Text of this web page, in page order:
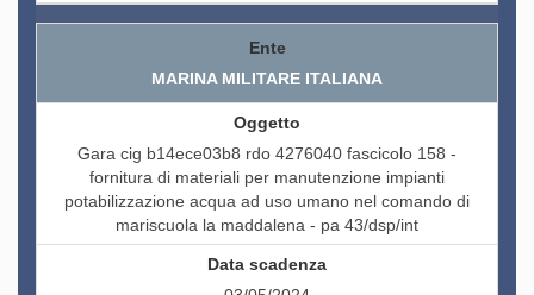
MARINA MILITARE ITALIANA
Gara cig b14ece03b8 rdo 4276040 fascicolo 158 -
fornitura di materiali per manutenzione impianti
potabilizzazione acqua ad uso umano nel comando di
mariscuola la maddalena - pa 43/dsp/int